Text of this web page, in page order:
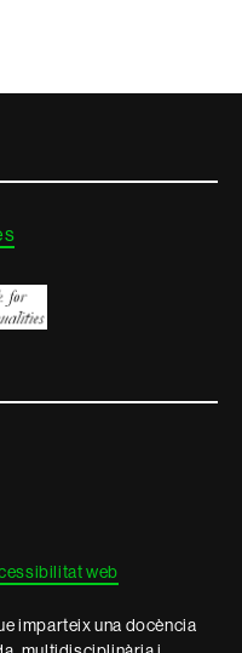
web
imparteix una docència